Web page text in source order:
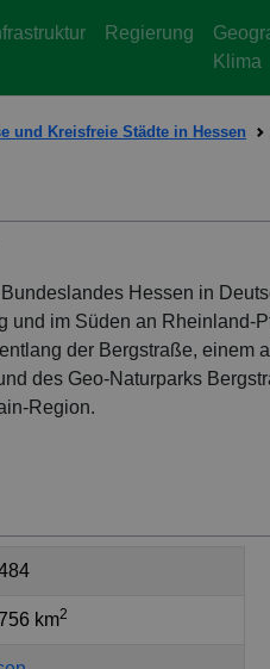
Regierung
Klima
und Kreisfreie Städte in Hessen
Hessen in
und im Süden an Rheinland-
der Bergstraße, einem
des Geo-Naturparks
Region.
km2